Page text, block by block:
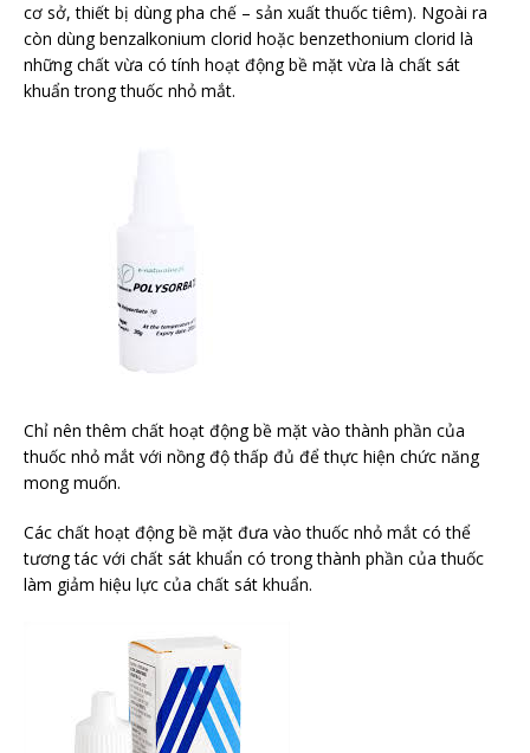
cơ sở, thiết bị dùng pha chế – sản xuất thuốc tiêm). Ngoài ra
còn dùng benzalkonium clorid hoặc benzethonium clorid là
những chất vừa có tính hoạt động bề mặt vừa là chất sát
khuẩn trong thuốc nhỏ mắt.
Chỉ nên thêm chất hoạt động bề mặt vào thành phần của
thuốc nhỏ mắt với nồng độ thấp đủ để thực hiện chức năng
mong muốn.
Các chất hoạt động bề mặt đưa vào thuốc nhỏ mắt có thể
tương tác với chất sát khuẩn có trong thành phần của thuốc
làm giảm hiệu lực của chất sát khuẩn.